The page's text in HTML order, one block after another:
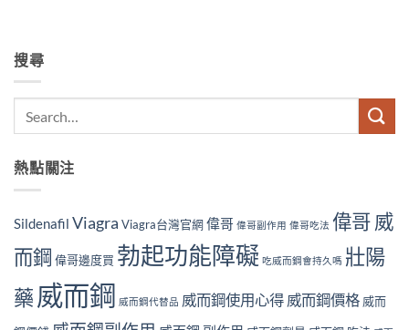
搜尋
熱點關注
Sildenafil Viagra Viagra台灣官網偉哥 偉哥副作用 偉哥吃法 偉哥 威
而鋼 偉哥邊度買 勃起功能障礙 吃威而鋼會持久嗎 壯陽
藥 威而鋼 威而鋼代替品 威而鋼使用心得 威而鋼價格 威而